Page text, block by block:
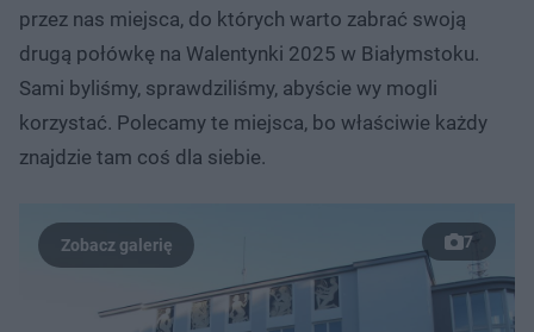
przez nas miejsca, do których warto zabrać swoją
drugą połówkę na Walentynki 2025 w Białymstoku.
Sami byliśmy, sprawdziliśmy, abyście wy mogli
korzystać. Polecamy te miejsca, bo właściwie każdy
znajdzie tam coś dla siebie.
7